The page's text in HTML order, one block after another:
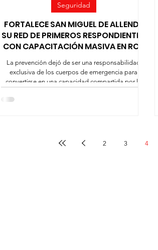
FORTALECE SAN MIGUEL DE ALLENDE
SU RED DE PRIMEROS RESPONDIENTES
CON CAPACITACIÓN MASIVA EN RCP
La prevención dejó de ser una responsabilidad
exclusiva de los cuerpos de emergencia para
convertirse en una capacidad compartida por la
de San Miguel de Allende capacitó a más de 300
respuesta en espacios públicos, centros de trabajo
y zonas de alta afluencia.
Seguridad
2 3 4